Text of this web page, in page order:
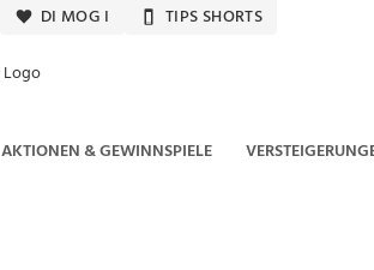
DI MOG I TIPS SHORTS
AKTIONEN & GEWINNSPIELE